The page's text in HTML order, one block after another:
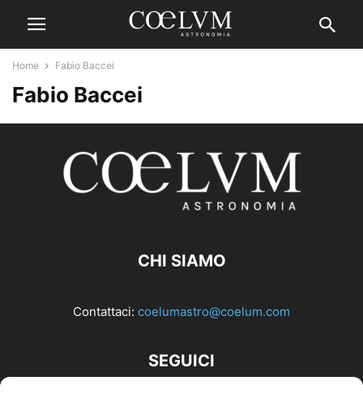
Home Fabio Baccei
Fabio Baccei
CHI SIAMO
Contattaci: coelumastro@coelum.com
SEGUICI